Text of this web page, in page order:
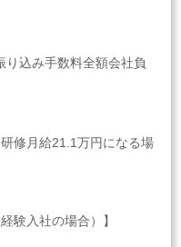
込み手数料全額会社負
修月給21.1万円になる場
験入社の場合）】